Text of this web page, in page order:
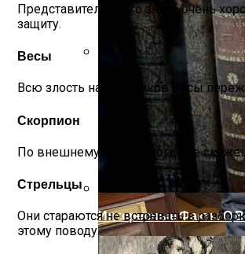
Ваша Любовь К
Интересные Факты О
Представители этого знака очень
защиту.
Весы
Всю злость на обидчиков Весы
Скорпион
По внешнему виду никогда не
Стрельцы
Они стараются не встревать в
этому поводу.